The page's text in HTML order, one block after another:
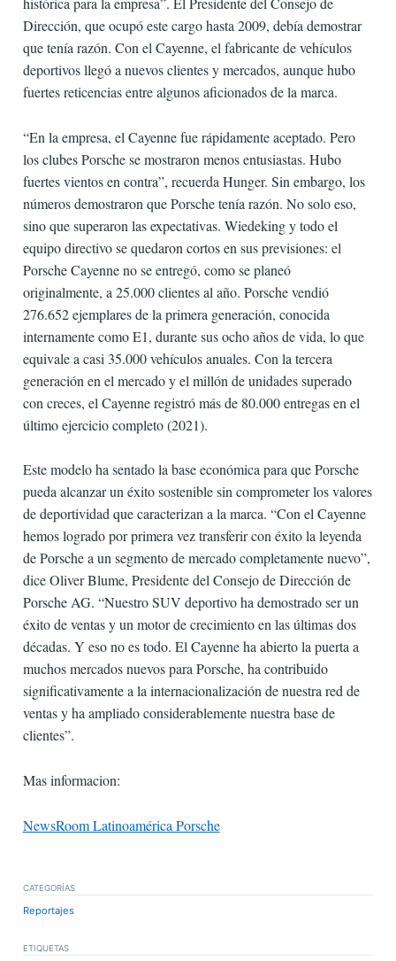
Dirección, que ocupó este cargo hasta 2009, debía demostrar
que tenía razón. Con el Cayenne, el fabricante de vehículos
deportivos llegó a nuevos clientes y mercados, aunque hubo
fuertes reticencias entre algunos aficionados de la marca.
“En la empresa, el Cayenne fue rápidamente aceptado. Pero
los clubes Porsche se mostraron menos entusiastas. Hubo
fuertes vientos en contra”, recuerda Hunger. Sin embargo, los
números demostraron que Porsche tenía razón. No solo eso,
sino que superaron las expectativas. Wiedeking y todo el
equipo directivo se quedaron cortos en sus previsiones: el
Porsche Cayenne no se entregó, como se planeó
originalmente, a 25.000 clientes al año. Porsche vendió
276.652 ejemplares de la primera generación, conocida
internamente como E1, durante sus ocho años de vida, lo que
equivale a casi 35.000 vehículos anuales. Con la tercera
generación en el mercado y el millón de unidades superado
con creces, el Cayenne registró más de 80.000 entregas en el
último ejercicio completo (2021).
Este modelo ha sentado la base económica para que Porsche
pueda alcanzar un éxito sostenible sin comprometer los valores
de deportividad que caracterizan a la marca. “Con el Cayenne
hemos logrado por primera vez transferir con éxito la leyenda
de Porsche a un segmento de mercado completamente nuevo”,
dice Oliver Blume, Presidente del Consejo de Dirección de
Porsche AG. “Nuestro SUV deportivo ha demostrado ser un
éxito de ventas y un motor de crecimiento en las últimas dos
décadas. Y eso no es todo. El Cayenne ha abierto la puerta a
muchos mercados nuevos para Porsche, ha contribuido
significativamente a la internacionalización de nuestra red de
ventas y ha ampliado considerablemente nuestra base de
clientes”.
Mas informacion:
NewsRoom Latinoamérica Porsche
CATEGORÍAS
Reportajes
ETIQUETAS